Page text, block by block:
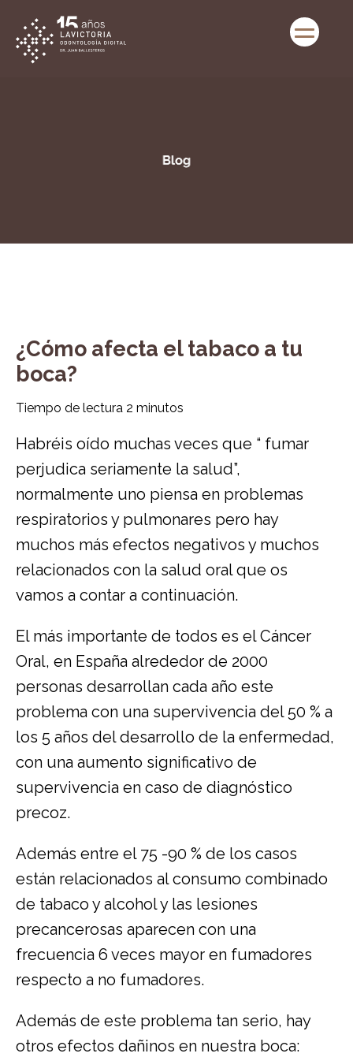
¿Cómo afecta el tabaco a tu
boca?
Tiempo de lectura 2 minutos
Habréis oído muchas veces que “ fumar
perjudica seriamente la salud”,
normalmente uno piensa en problemas
respiratorios y pulmonares pero hay
muchos más efectos negativos y muchos
relacionados con la salud oral que os
vamos a contar a continuación.
El más importante de todos es el Cáncer
Oral, en España alrededor de 2000
personas desarrollan cada año este
problema con una supervivencia del 50 % a
los 5 años del desarrollo de la enfermedad,
con una aumento significativo de
supervivencia en caso de diagnóstico
precoz.
Además entre el 75 -90 % de los casos
están relacionados al consumo combinado
de tabaco y alcohol y las lesiones
precancerosas aparecen con una
frecuencia 6 veces mayor en fumadores
respecto a no fumadores.
Además de este problema tan serio, hay
otros efectos dañinos en nuestra boca: